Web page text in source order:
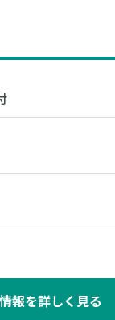
報を詳しく見る